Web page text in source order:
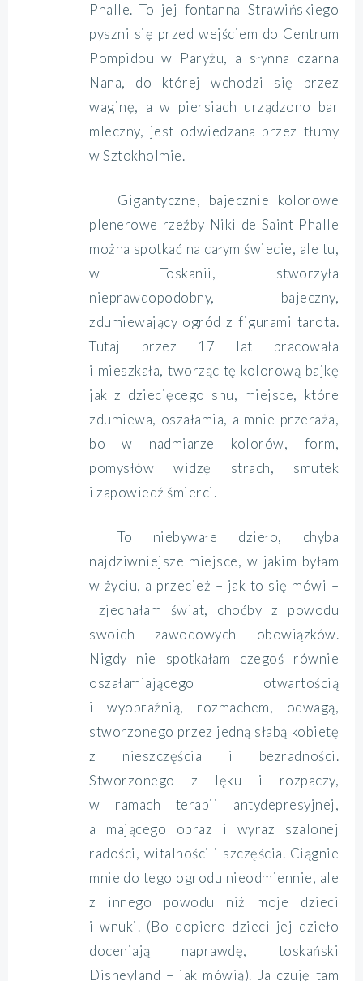
Phalle. To jej fontanna Strawińskiego
pyszni się przed wejściem do Centrum
Pompidou w Paryżu, a słynna czarna
Nana, do której wchodzi się przez
waginę, a w piersiach urządzono bar
mleczny, jest odwiedzana przez tłumy
w Sztokholmie.
Gigantyczne, bajecznie kolorowe
plenerowe rzeźby Niki de Saint Phalle
można spotkać na całym świecie, ale tu,
w Toskanii, stworzyła
nieprawdopodobny, bajeczny,
zdumiewający ogród z figurami tarota.
Tutaj przez 17 lat pracowała
i mieszkała, tworząc tę kolorową bajkę
jak z dziecięcego snu, miejsce, które
zdumiewa, oszałamia, a mnie przeraża,
bo w nadmiarze kolorów, form,
pomysłów widzę strach, smutek
i zapowiedź śmierci.
To niebywałe dzieło, chyba
najdziwniejsze miejsce, w jakim byłam
w życiu, a przecież – jak to się mówi –
zjechałam świat, choćby z powodu
swoich zawodowych obowiązków.
Nigdy nie spotkałam czegoś równie
oszałamiającego otwartością
i wyobraźnią, rozmachem, odwagą,
stworzonego przez jedną słabą kobietę
z nieszczęścia i bezradności.
Stworzonego z lęku i rozpaczy,
w ramach terapii antydepresyjnej,
a mającego obraz i wyraz szalonej
radości, witalności i szczęścia. Ciągnie
mnie do tego ogrodu nieodmiennie, ale
z innego powodu niż moje dzieci
i wnuki. (Bo dopiero dzieci jej dzieło
doceniają naprawdę, toskański
Disneyland – jak mówią). Ja czuję tam